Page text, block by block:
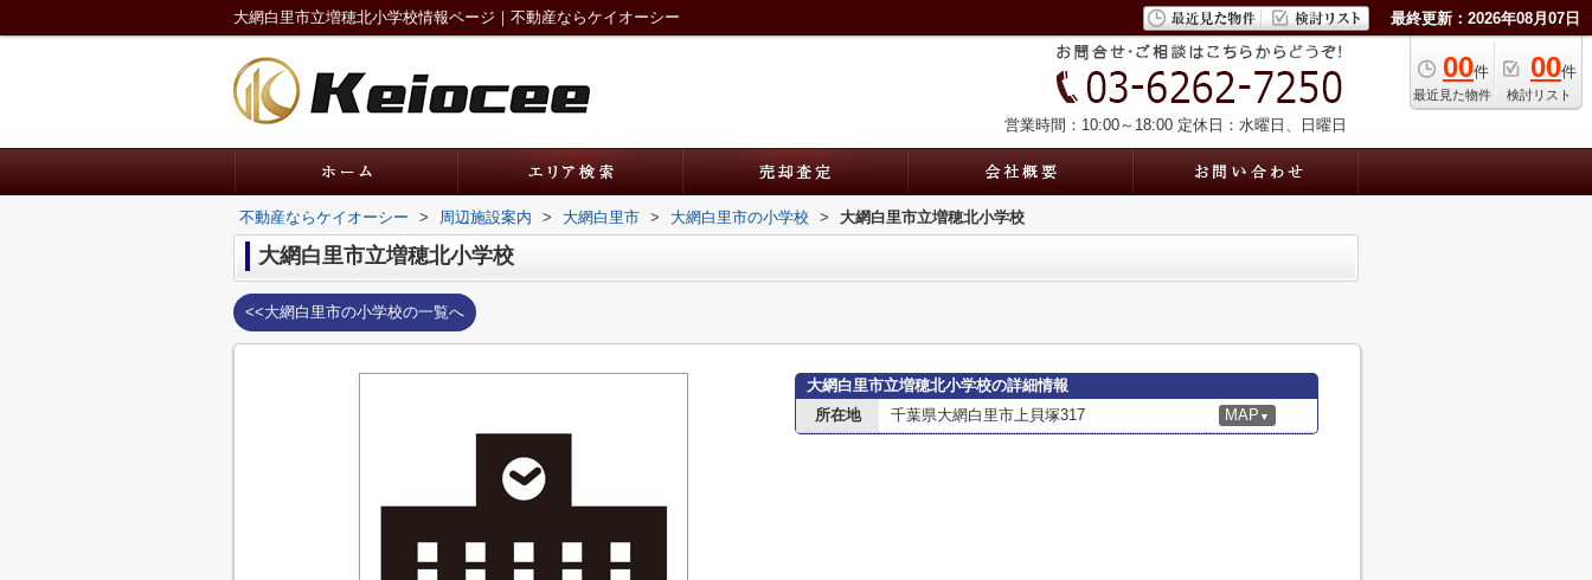
大網白里市立増穂北小学校情報ページ｜不動産ならケイオーシー 最終更新：2026年08月07日
00件
最近見た物件
00件
検討リスト
営業時間：10:00～18:00 定休日：水曜日、日曜日
不動産ならケイオーシー > 周辺施設案内 > 大網白里市 > 大網白里市の小学校 > 大網白里市立増穂北小学校
大網白里市立増穂北小学校
<<大網白里市の小学校の一覧へ
大網白里市立増穂北小学校の詳細情報
所在地
千葉県大網白里市上貝塚317 MAP ▼